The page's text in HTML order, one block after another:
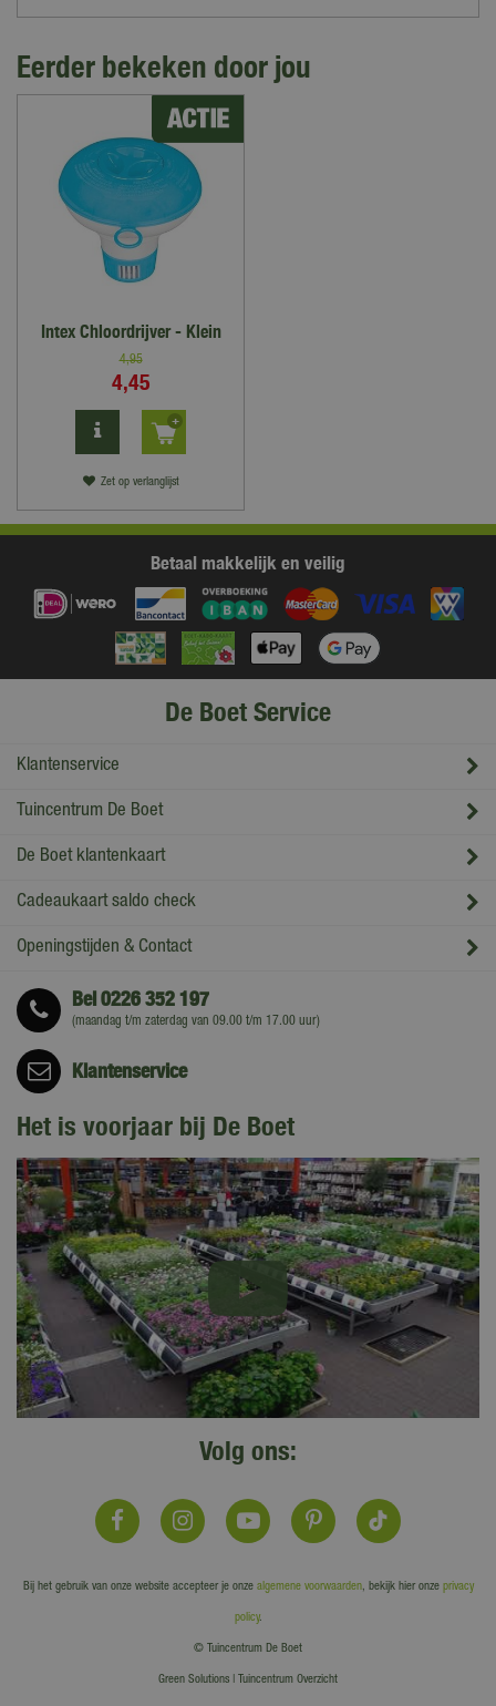
Eerder bekeken door jou
Intex Chloordrijver - Klein
4,95
4,45
Zet op verlanglijst
Betaal makkelijk en veilig
De Boet Service
Klantenservice
Tuincentrum De Boet
De Boet klantenkaart
Cadeaukaart saldo check
Openingstijden & Contact
Bel0226 352 197
(maandag t/m zaterdag van 09.00 t/m 17.00 uur)
Klantenservice
Het is voorjaar bij De Boet
Volg ons:
Bij het gebruik van onze website accepteer je onze algemene voorwaarden, bekijk hier onze privacy
policy.
© Tuincentrum De Boet
Green Solutions | Tuincentrum Overzicht